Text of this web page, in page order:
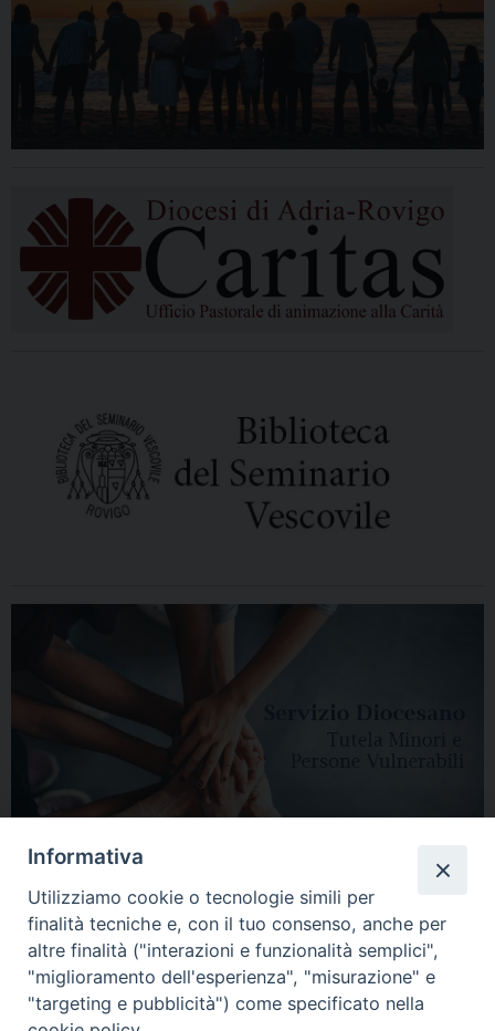
HOME DIOCESI VESCOVO CURIA VESCOVILE NEWS
Informativa
Utilizziamo cookie o tecnologie simili per
finalità tecniche e, con il tuo consenso, anche per
altre finalità ("interazioni e funzionalità semplici",
"miglioramento dell'esperienza", "misurazione" e
"targeting e pubblicità") come specificato nella